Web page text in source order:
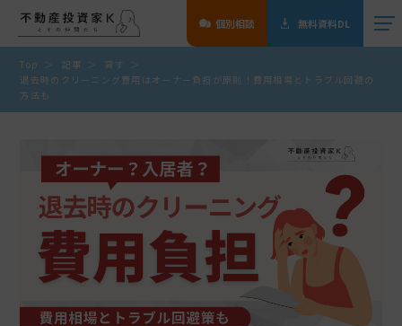
個別相談 無料資料DL
Top 記事
貸す
退去時のクリーニング費用はオーナー負担が原則！費用相場とトラブル回避の
方法も